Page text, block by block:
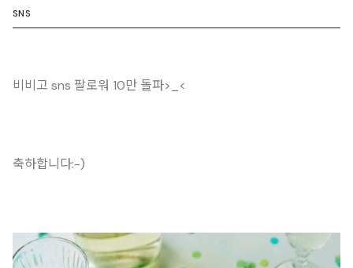
SNS
비비고 sns 팔로워 10만 돌파>_<
축하합니다:-)